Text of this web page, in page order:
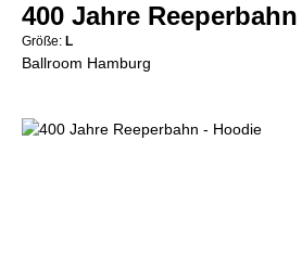
Durchschnittliche Bewertung von 0 von
400 Jahre
Größe: L
Ballroom Hamburg
Bildergalerie überspringen